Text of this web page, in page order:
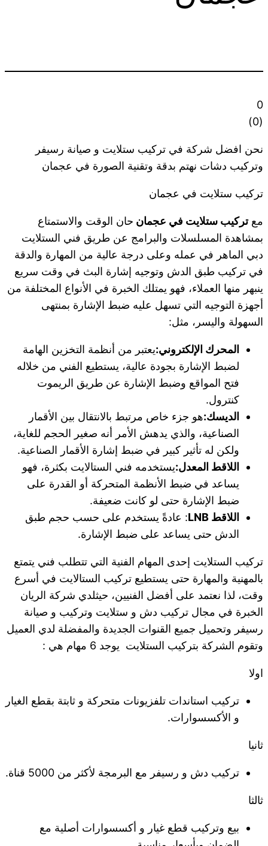
0
(
0
)
نحن افضل شركة في تركيب ستلايت و صيانة رسيفر
وتركيب دشات نهتم بدقة وتقنية الصورة في عجمان
تركيب ستلايت في عجمان
معتركيب ستلايت في عجمان حان الوقت والاستمتاع
بمشاهدة المسلسلات والبرامج عن طريق فني الستلايت
دبي الماهر في عمله وعلى درجة عالية من المهارة والدقة
في تركيب طبق الدش وتوجيه إشارة البث في وقت سريع
ينبهر منها العملاء، فهو يمتلك الخبرة في الأنواع المختلفة من
أجهزة التوجيه التي تسهل عليه ضبط الإشارة بمنتهى
السهولة واليسر، مثل:
المحرك الإلكتروني:يعتبر من أنظمة التخزين الهامة
لضبط الإشارة بجودة عالية، يستطيع الفني من خلاله
فتح المواقع وضبط الإشارة عن طريق الريموت
كنترول.
الديسك:هو جزء خاص مرتبط بالانتقال بين الأقمار
الصناعية، والذي يدهش الأمر أنه صغير الحجم للغاية،
ولكن له تأثير كبير في ضبط إشارة الأقمار الصناعية.
اللاقط المعدل:يستخدمه فني الستالايت بكثرة، فهو
يساعد في ضبط الأنظمة المتحركة أو القدرة على
ضبط الإشارة حتى لو كانت ضعيفة.
اللاقط LNB
: عادةً يستخدم على حسب حجم طبق
الدش حتى يساعد على ضبط الإشارة.
تركيب الستلايت إحدى المهام الفنية التي تتطلب فني يتمتع
بالمهنية والمهارة حتى يستطيع تركيب الستالايت في أسرع
وقت، لذا نعتمد على أفضل الفنيين، حيثلدي شركة الريان
الخبرة في مجال تركيب دش و ستلايت وتركيب و صيانة
رسيفر وتحميل جميع القنوات الجديدة والمفضلة لدي العميل
وتقوم الشركة بتركيب الستلايت يوجد 6 مهام هي :
اولا
تركيب استاندات تلفزيونات متحركة و ثابتة بقطع الغيار
و الأكسسوارات.
ثانيا
تركيب دش و رسيفر مع البرمجة لأكثر من 5000 قناة.
ثالثا
بيع وتركيب قطع غيار و أكسسوارات أصلية مع